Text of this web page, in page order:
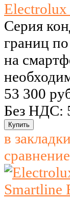
Серия
границ
на
53 300
Без НДС:
в закладки
сравнение